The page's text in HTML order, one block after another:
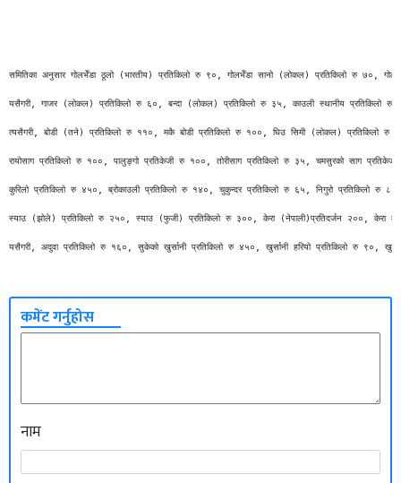
समितिका अनुसार गोलभेँडा ठूलो (भारतीय) प्रतिकिलो रु ९०, गोलभेँडा सानो (लोकल) प्रतिकिलो रु ७०,
यसैगरी, गाजर (लोकल) प्रतिकिलो रु ६०, बन्दा (लोकल) प्रतिकिलो रु ३५, काउली स्थानीय प्रतिकिलो
त्यसैगरी, बोडी (तने) प्रतिकिलो रु ११०, मकै बोडी प्रतिकिलो रु १००, घिउ सिमी (लोकल) प्रतिकिलो रु
रायोसाग प्रतिकिलो रु १००, पालुङ्गो प्रतिकेजी रु १००, तोरीसाग प्रतिकिलो रु ३५, चमसुरको साग
कुरिलो प्रतिकिलो रु ४५०, ब्रोकाउली प्रतिकिलो रु १४०, चुकुन्दर प्रतिकिलो रु ६५, निगुरो प्रतिकिलो
स्याउ (झोले) प्रतिकिलो रु २५०, स्याउ (फुजी) प्रतिकिलो रु ३००, केरा (नेपाली)प्रतिदर्जन २००, केरा
यसैगरी, अदुवा प्रतिकिलो रु १६०, सुकेको खुर्सानी प्रतिकिलो रु ४५०, खुर्सानी हरियो प्रतिकिलो रु ९०,
कमेंट गर्नुहोस
नाम